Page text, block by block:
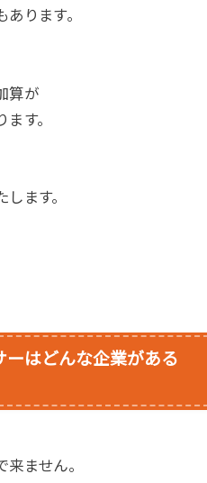
あります。
算が
す。
ます。
はどんな企業がある
ません。